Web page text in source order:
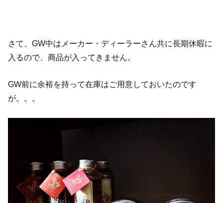
さて、GW中はメーカー・ディーラーさん共に長期休暇に
入るので、商品が入ってきません。
GW前に余裕を持って在庫はご用意しておいたのです
が。。。